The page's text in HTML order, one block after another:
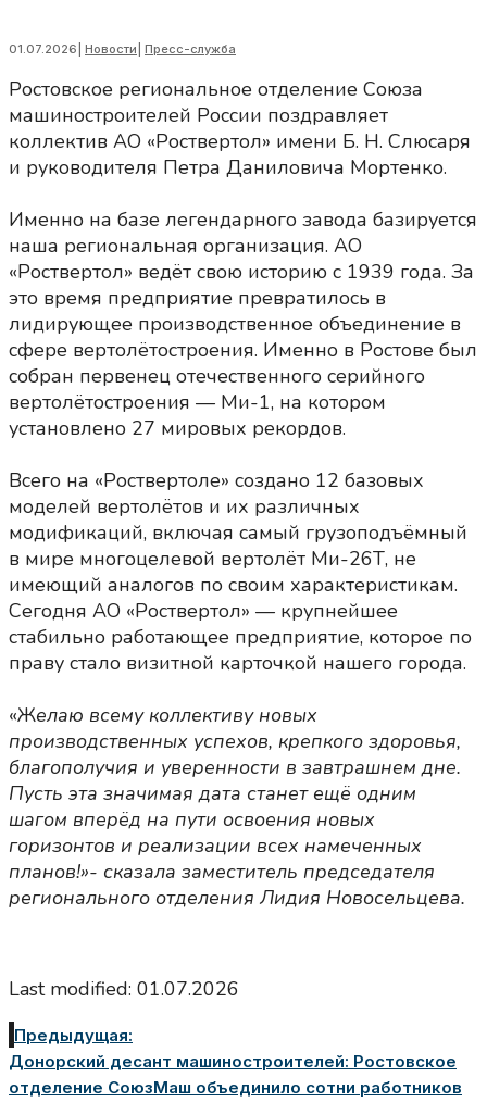
01.07.2026 Новости Пресс-служба
Ростовское региональное отделение Союза
машиностроителей России поздравляет
коллектив АО «Роствертол» имени Б. Н. Слюсаря
и руководителя Петра Даниловича Мортенко.
Именно на базе легендарного завода базируется
наша региональная организация. АО
«Роствертол» ведёт свою историю с 1939 года. За
это время предприятие превратилось в
лидирующее производственное объединение в
сфере вертолётостроения. Именно в Ростове был
собран первенец отечественного серийного
вертолётостроения — Ми-1, на котором
установлено 27 мировых рекордов.
Всего на «Роствертоле» создано 12 базовых
моделей вертолётов и их различных
модификаций, включая самый грузоподъёмный
в мире многоцелевой вертолёт Ми-26Т, не
имеющий аналогов по своим характеристикам.
Сегодня АО «Роствертол» — крупнейшее
стабильно работающее предприятие, которое по
праву стало визитной карточкой нашего города.
«Желаю всему коллективу новых
производственных успехов, крепкого здоровья,
благополучия и уверенности в завтрашнем дне.
Пусть эта значимая дата станет ещё одним
шагом вперёд на пути освоения новых
горизонтов и реализации всех намеченных
планов!»- сказала заместитель председателя
регионального отделения Лидия Новосельцева.
Last modified: 01.07.2026
Предыдущая:
Донорский десант машиностроителей: Ростовское
отделение СоюзМаш объединило сотни работников